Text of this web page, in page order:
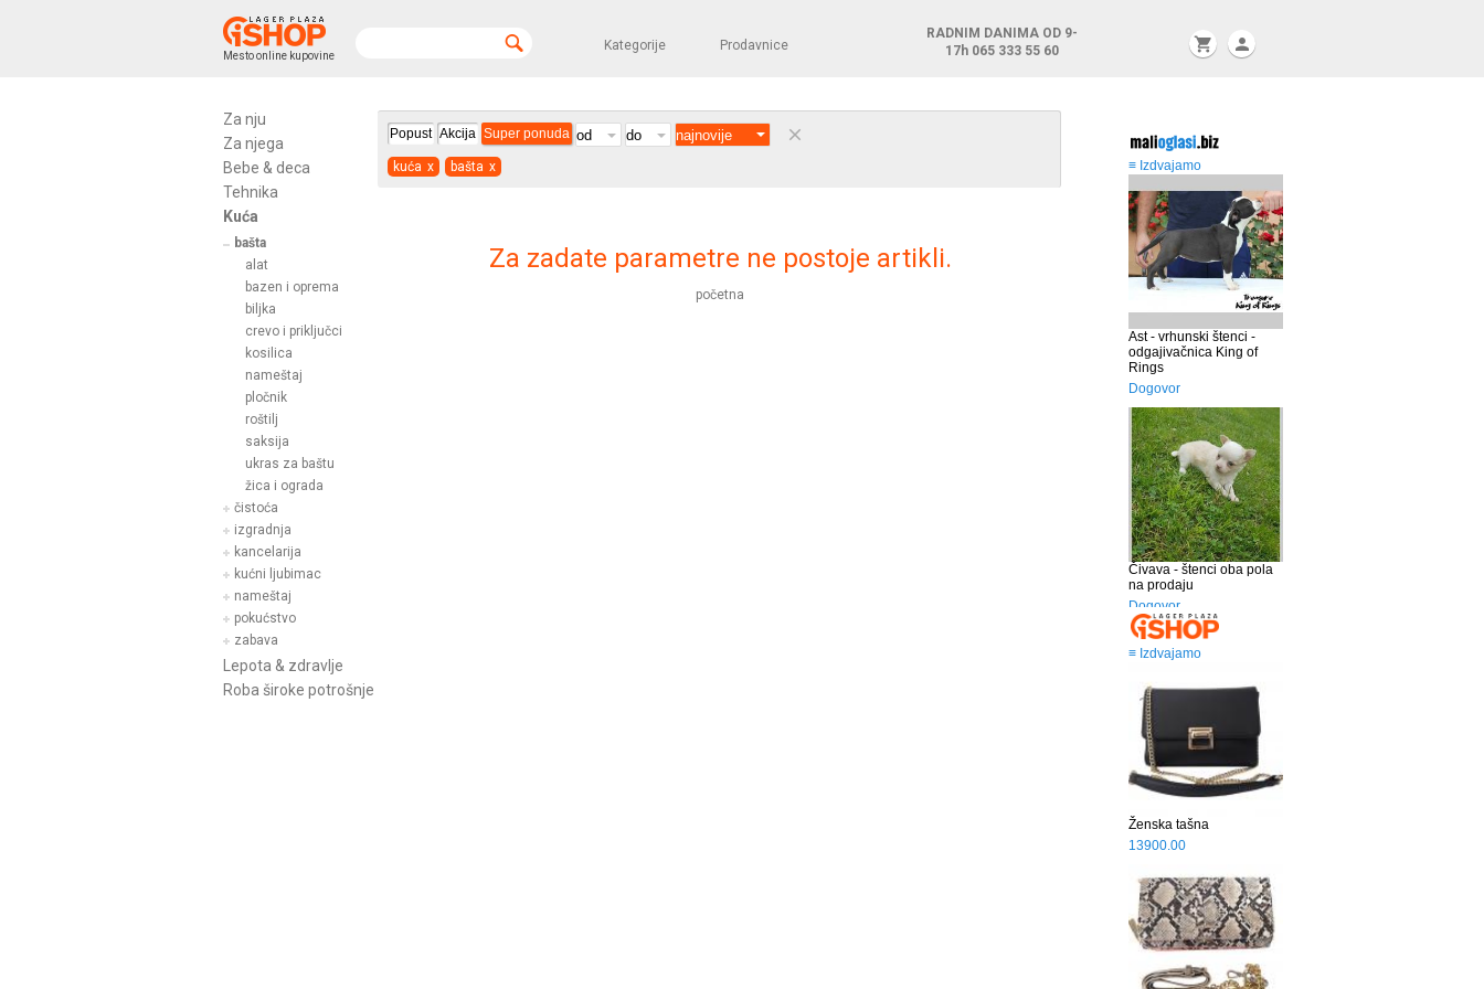
Mesto online kupovine
Kategorije Prodavnice
RADNIM DANIMA OD 9-
17h 065 333 55 60 shopping_cart person
Za nju
Za njega
Bebe & deca
Tehnika
Kuća
bašta
alat
bazen i oprema
biljka
crevo i priključci
kosilica
nameštaj
pločnik
roštilj
saksija
ukras za baštu
žica i ograda
čistoća
izgradnja
kancelarija
kućni ljubimac
nameštaj
pokućstvo
zabava
Lepota & zdravlje
Roba široke potrošnje
Popust Akcija Super ponuda clear
kuća x bašta x
Za zadate parametre ne postoje artikli.
početna